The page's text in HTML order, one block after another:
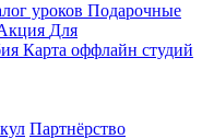
уроков Подарочные
Для
Карта оффлайн студий
Партнёрство